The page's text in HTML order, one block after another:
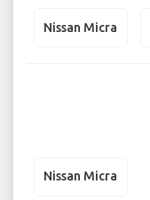
Nissan Micra
Nissan Micra